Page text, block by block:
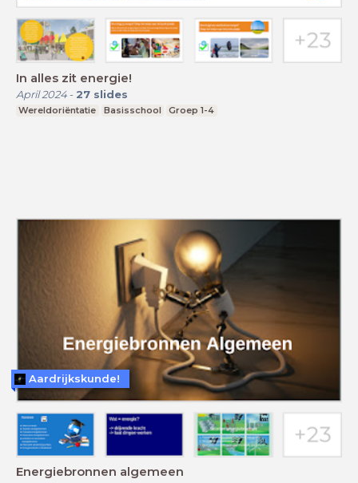
In alles zit energie!
April 2024- 27 slides
Wereldoriëntatie Basisschool Groep 1-4
Energiebronnen algemeen
Aardrijkskunde!